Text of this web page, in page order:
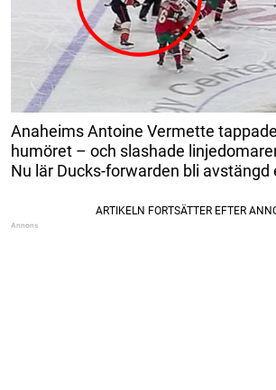
Anaheims Antoine Vermette
humöret – och slashade
Nu lär Ducks-forwarden bli avstängd